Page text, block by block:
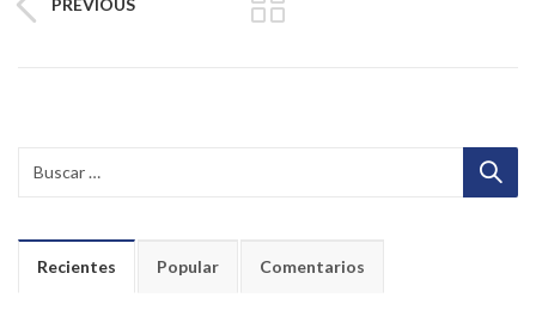
PREVIOUS
Recientes Popular Comentarios